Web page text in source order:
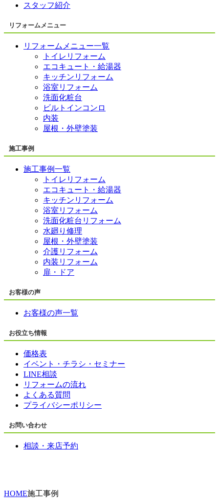
スタッフ紹介
リフォームメニュー
リフォームメニュー一覧
トイレリフォーム
エコキュート・給湯器
キッチンリフォーム
浴室リフォーム
洗面化粧台
ビルトインコンロ
内装
屋根・外壁塗装
施工事例
施工事例一覧
トイレリフォーム
エコキュート・給湯器
キッチンリフォーム
浴室リフォーム
洗面化粧台リフォーム
水廻り修理
屋根・外壁塗装
介護リフォーム
内装リフォーム
扉・ドア
お客様の声
お客様の声一覧
お役立ち情報
価格表
イベント・チラシ・セミナー
LINE相談
リフォームの流れ
よくある質問
プライバシーポリシー
お問い合わせ
相談・来店予約
HOME施工事例